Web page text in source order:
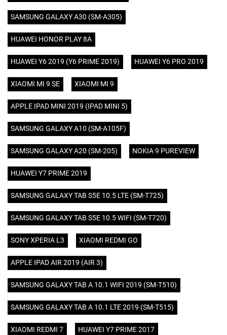
SAMSUNG GALAXY A30 (SM-A305)
HUAWEI HONOR PLAY 8A
HUAWEI Y6 2019 (Y6 PRIME 2019) HUAWEI Y6 PRO 2019
XIAOMI MI 9 SE XIAOMI MI 9
APPLE IPAD MINI 2019 (IPAD MINI 5)
SAMSUNG GALAXY A10 (SM-A105F)
SAMSUNG GALAXY A20 (SM-205) NOKIA 9 PUREVIEW
HUAWEI Y7 PRIME 2019
SAMSUNG GALAXY TAB S5E 10.5 LTE (SM-T725)
SAMSUNG GALAXY TAB S5E 10.5 WIFI (SM-T720)
SONY XPERIA L3 XIAOMI REDMI GO
APPLE IPAD AIR 2019 (AIR 3)
SAMSUNG GALAXY TAB A 10.1 WIFI 2019 (SM-T510)
SAMSUNG GALAXY TAB A 10.1 LTE 2019 (SM-T515)
XIAOMI REDMI 7 HUAWEI Y7 PRIME 2017